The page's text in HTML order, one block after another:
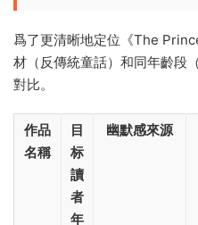
爲了更清晰地定位《The
材（反傳統童話）和同年齡段
對比。
作品
名稱
目
标
讀
者
年
幽默感來源